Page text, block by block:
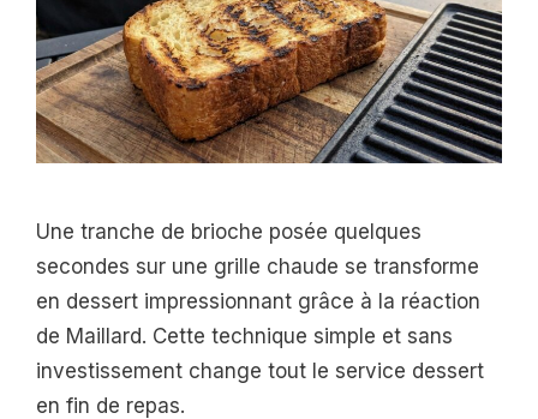
Une tranche de brioche posée quelques
secondes sur une grille chaude se transforme
en dessert impressionnant grâce à la réaction
de Maillard. Cette technique simple et sans
investissement change tout le service dessert
en fin de repas.